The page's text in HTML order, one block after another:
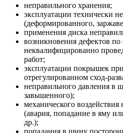
неправильного хранения;
эксплуатации технически
(деформированного,
применения диска
возникновения дефектов
неквалифицированно
работ;
эксплуатации покрышек
отрегулированном сход-
неправильного давления в
завышенного);
механического
(авария, попадание в яму
др.);
попадания в шину